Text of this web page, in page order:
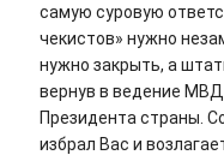
самую суровую
чекистов» нужно
нужно закрыть, а
вернув в ведение
Президента страны.
избрал Вас и